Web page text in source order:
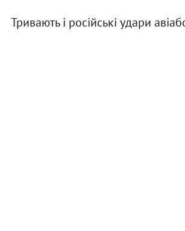
Тривають і російські удари